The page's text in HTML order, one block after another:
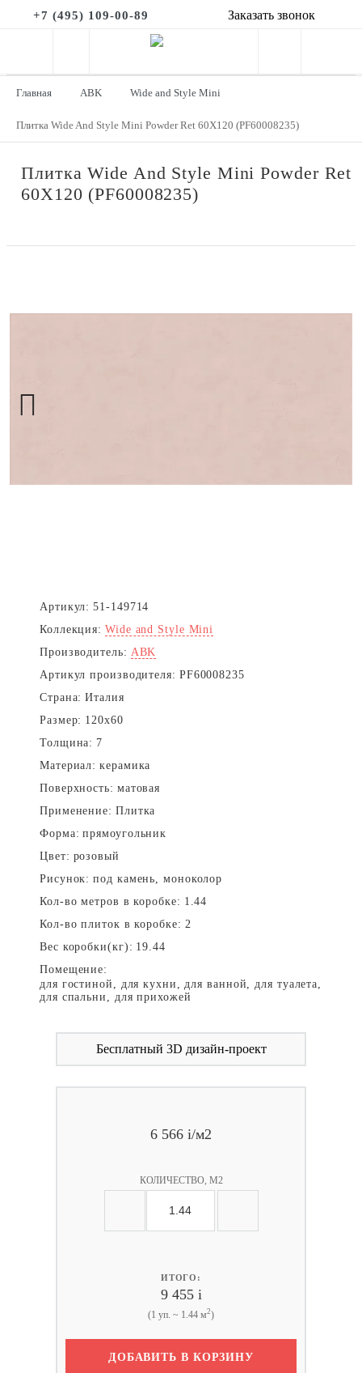
+7 (495) 109-00-89 Заказать звонок
Главная ABK Wide and Style Mini
Плитка Wide And Style Mini Powder Ret 60X120 (PF60008235)
Плитка Wide And Style Mini Powder Ret
60X120 (PF60008235)
Артикул: 51-149714
Коллекция: Wide and Style Mini
Производитель: ABK
Артикул производителя: PF60008235
Страна: Италия
Размер: 120x60
Толщина: 7
Материал: керамика
Поверхность: матовая
Применение: Плитка
Форма: прямоугольник
Цвет: розовый
Рисунок: под камень, моноколор
Кол-во метров в коробке: 1.44
Кол-во плиток в коробке: 2
Вес коробки(кг): 19.44
Помещение:
для гостиной, для кухни, для ванной, для туалета,
для спальни, для прихожей
Бесплатный 3D дизайн-проект
6 566 i/м2
КОЛИЧЕСТВО, М2
ИТОГО:
9 455 i
(1 уп. ~ 1.44 м2)
ДОБАВИТЬ В КОРЗИНУ